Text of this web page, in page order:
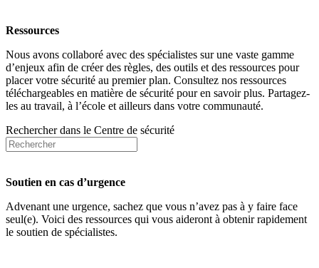
Ressources
Nous avons collaboré avec des spécialistes sur une vaste gamme
d’enjeux afin de créer des règles, des outils et des ressources pour
placer votre sécurité au premier plan. Consultez nos ressources
téléchargeables en matière de sécurité pour en savoir plus. Partagez-
les au travail, à l’école et ailleurs dans votre communauté.
Rechercher dans le Centre de sécurité
Soutien en cas d’urgence
Advenant une urgence, sachez que vous n’avez pas à y faire face
seul(e). Voici des ressources qui vous aideront à obtenir rapidement
le soutien de spécialistes.